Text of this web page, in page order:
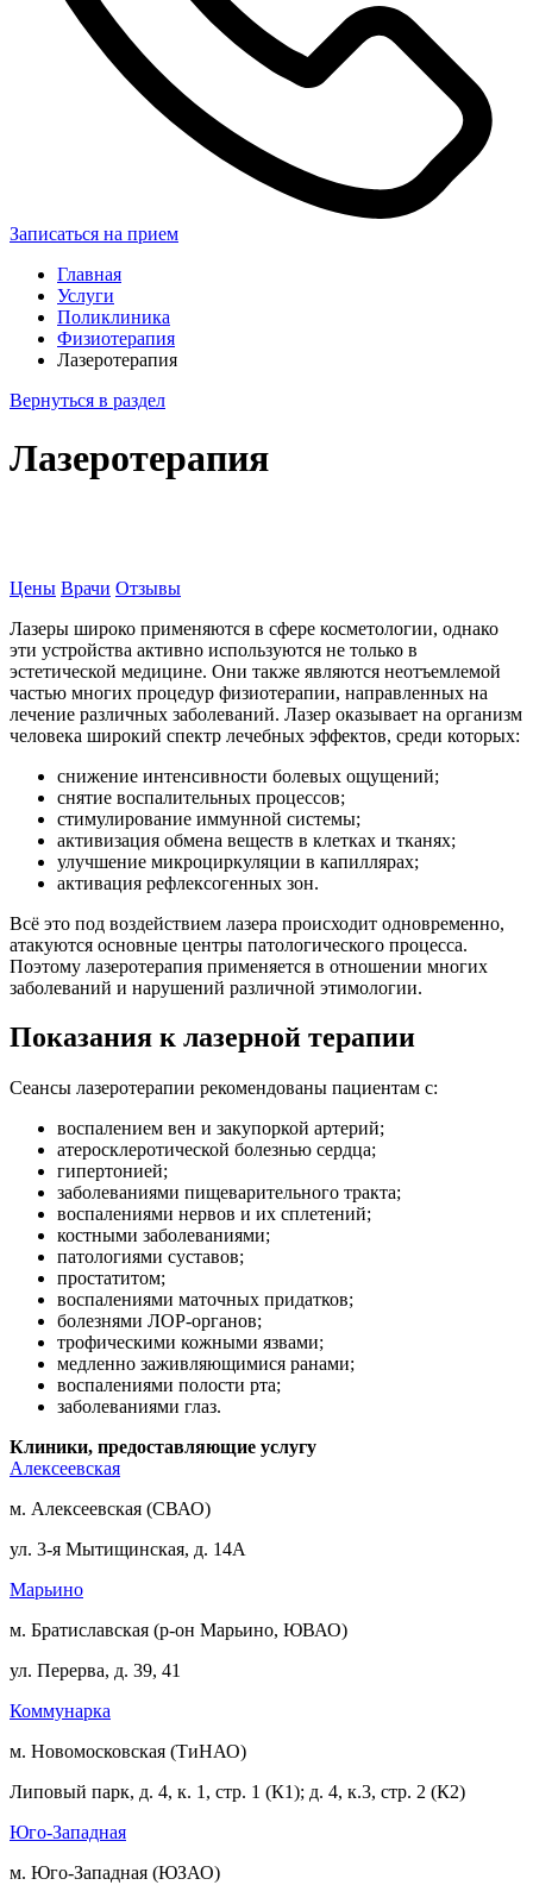
Записаться на прием
Главная
Услуги
Поликлиника
Физиотерапия
Лазеротерапия
Вернуться в раздел
Лазеротерапия
Цены Врачи Отзывы
Лазеры широко применяются в сфере косметологии, однако
эти устройства активно используются не только в
эстетической медицине. Они также являются неотъемлемой
частью многих процедур физиотерапии, направленных на
лечение различных заболеваний. Лазер оказывает на организм
человека широкий спектр лечебных эффектов, среди которых:
снижение интенсивности болевых ощущений;
снятие воспалительных процессов;
стимулирование иммунной системы;
активизация обмена веществ в клетках и тканях;
улучшение микроциркуляции в капиллярах;
активация рефлексогенных зон.
Всё это под воздействием лазера происходит одновременно,
атакуются основные центры патологического процесса.
Поэтому лазеротерапия применяется в отношении многих
заболеваний и нарушений различной этимологии.
Показания к лазерной терапии
Сеансы лазеротерапии рекомендованы пациентам с:
воспалением вен и закупоркой артерий;
атеросклеротической болезнью сердца;
гипертонией;
заболеваниями пищеварительного тракта;
воспалениями нервов и их сплетений;
костными заболеваниями;
патологиями суставов;
простатитом;
воспалениями маточных придатков;
болезнями ЛОР-органов;
трофическими кожными язвами;
медленно заживляющимися ранами;
воспалениями полости рта;
заболеваниями глаз.
Клиники, предоставляющие услугу
Алексеевская
м. Алексеевская (СВАО)
ул. 3-я Мытищинская, д. 14А
Марьино
м. Братиславская (р-он Марьино, ЮВАО)
ул. Перерва, д. 39, 41
Коммунарка
м. Новомосковская (ТиНАО)
Липовый парк, д. 4, к. 1, стр. 1 (К1); д. 4, к.3, стр. 2 (К2)
Юго-Западная
м. Юго-Западная (ЮЗАО)